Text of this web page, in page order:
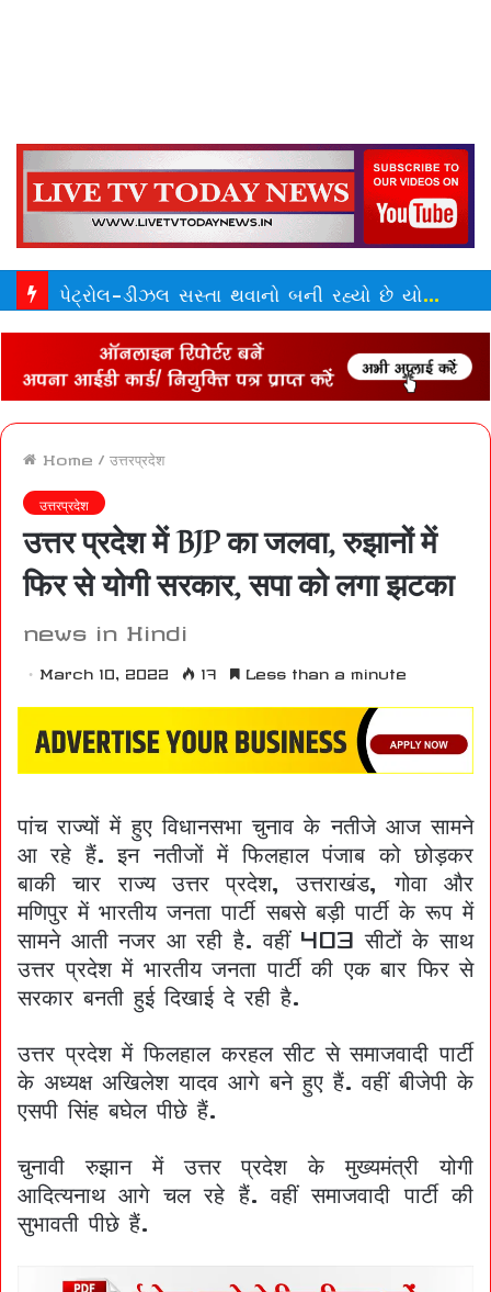
Home / उत्तरप्रदेश
उत्तरप्रदेश
उत्तर प्रदेश में BJP का जलवा, रुझानों में
फिर से योगी सरकार, सपा को लगा झटका
news in Hindi
March 10, 2022 17 Less than a minute
पांच राज्यों में हुए विधानसभा चुनाव के नतीजे आज सामने
आ रहे हैं. इन नतीजों में फिलहाल पंजाब को छोड़कर
बाकी चार राज्य उत्तर प्रदेश, उत्तराखंड, गोवा और
मणिपुर में भारतीय जनता पार्टी सबसे बड़ी पार्टी के रूप में
सामने आती नजर आ रही है. वहीं 403 सीटों के साथ
उत्तर प्रदेश में भारतीय जनता पार्टी की एक बार फिर से
सरकार बनती हुई दिखाई दे रही है.
उत्तर प्रदेश में फिलहाल करहल सीट से समाजवादी पार्टी
के अध्यक्ष अखिलेश यादव आगे बने हुए हैं. वहीं बीजेपी के
एसपी सिंह बघेल पीछे हैं.
चुनावी रुझान में उत्तर प्रदेश के मुख्यमंत्री योगी
आदित्यनाथ आगे चल रहे हैं. वहीं समाजवादी पार्टी की
सुभावती पीछे हैं.